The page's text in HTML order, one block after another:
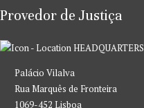
Provedor de Justiça
HEADQUARTERS
Palácio Vilalva
Rua Marquês de Fronteira
1069-452 Lisboa